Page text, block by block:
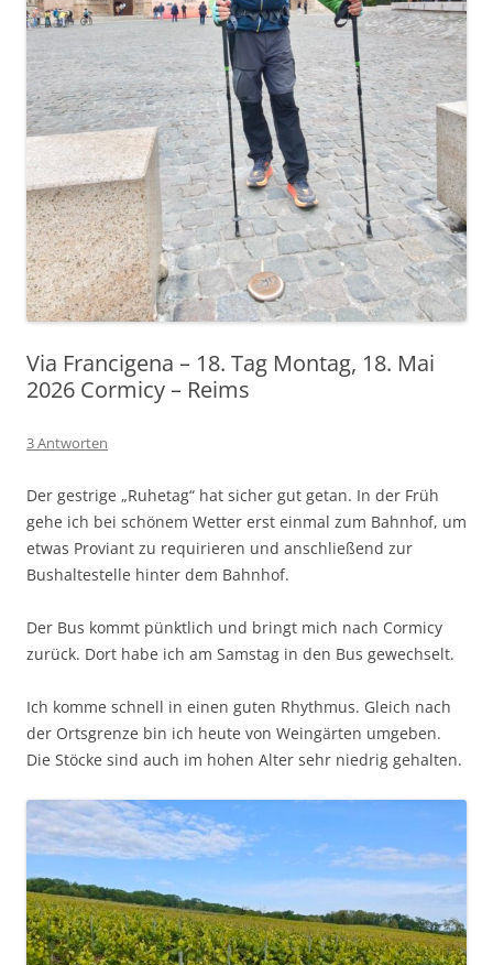
Via Francigena – 18. Tag Montag, 18. Mai
2026 Cormicy – Reims
3 Antworten
Der gestrige „Ruhetag“ hat sicher gut getan. In der Früh
gehe ich bei schönem Wetter erst einmal zum Bahnhof, um
etwas Proviant zu requirieren und anschließend zur
Bushaltestelle hinter dem Bahnhof.
Der Bus kommt pünktlich und bringt mich nach Cormicy
zurück. Dort habe ich am Samstag in den Bus gewechselt.
Ich komme schnell in einen guten Rhythmus. Gleich nach
der Ortsgrenze bin ich heute von Weingärten umgeben.
Die Stöcke sind auch im hohen Alter sehr niedrig gehalten.